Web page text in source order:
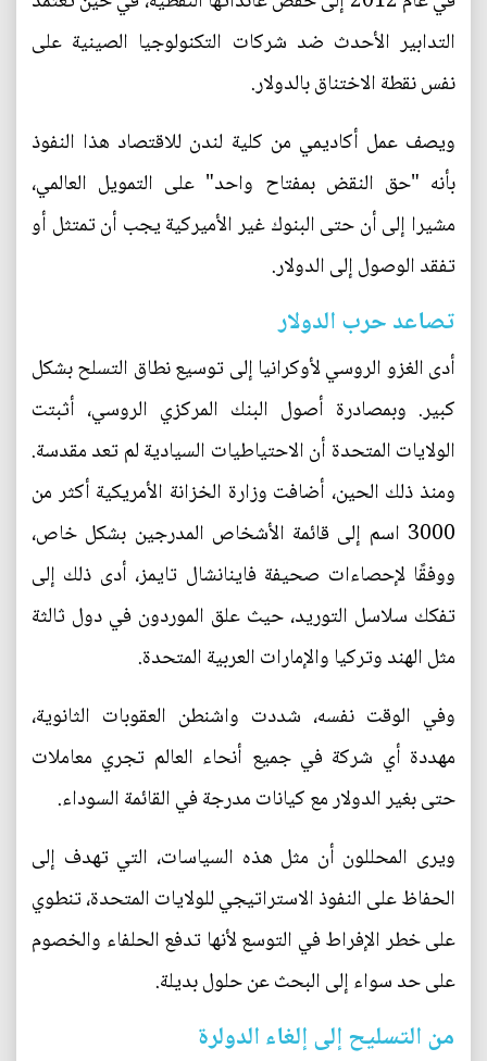
التدابير الأحدث ضد شركات التكنولوجيا الصينية على
نفس نقطة الاختناق بالدولار.
ويصف عمل أكاديمي من كلية لندن للاقتصاد هذا النفوذ
بأنه "حق النقض بمفتاح واحد" على التمويل العالمي،
مشيرا إلى أن حتى البنوك غير الأميركية يجب أن تمتثل أو
تفقد الوصول إلى الدولار.
تصاعد حرب الدولار
أدى الغزو الروسي لأوكرانيا إلى توسيع نطاق التسلح بشكل
كبير. وبمصادرة أصول البنك المركزي الروسي، أثبتت
الولايات المتحدة أن الاحتياطيات السيادية لم تعد مقدسة.
ومنذ ذلك الحين، أضافت وزارة الخزانة الأمريكية أكثر من
3000 اسم إلى قائمة الأشخاص المدرجين بشكل خاص،
ووفقًا لإحصاءات صحيفة فاينانشال تايمز، أدى ذلك إلى
تفكك سلاسل التوريد، حيث علق الموردون في دول ثالثة
مثل الهند وتركيا والإمارات العربية المتحدة.
وفي الوقت نفسه، شددت واشنطن العقوبات الثانوية،
مهددة أي شركة في جميع أنحاء العالم تجري معاملات
حتى بغير الدولار مع كيانات مدرجة في القائمة السوداء.
ويرى المحللون أن مثل هذه السياسات، التي تهدف إلى
الحفاظ على النفوذ الاستراتيجي للولايات المتحدة، تنطوي
على خطر الإفراط في التوسع لأنها تدفع الحلفاء والخصوم
على حد سواء إلى البحث عن حلول بديلة.
من التسليح إلى إلغاء الدولرة